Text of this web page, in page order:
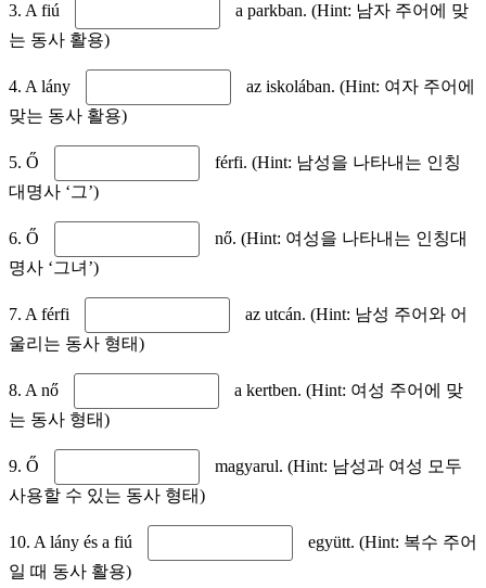
3. A fiú
a parkban. (Hint: 남자 주어에 맞
는 동사 활용)
4. A lány
az iskolában. (Hint: 여자 주어에
맞는 동사 활용)
5. Ő
férfi. (Hint: 남성을 나타내는 인칭
대명사 ‘그’)
6. Ő
nő. (Hint: 여성을 나타내는 인칭대
명사 ‘그녀’)
7. A férfi
az utcán. (Hint: 남성 주어와 어
울리는 동사 형태)
8. A nő
a kertben. (Hint: 여성 주어에 맞
는 동사 형태)
9. Ő
magyarul. (Hint: 남성과 여성 모두
사용할 수 있는 동사 형태)
10. A lány és a fiú
együtt. (Hint: 복수 주어
일 때 동사 활용)